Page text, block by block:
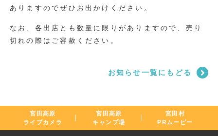
ありますのでぜひお出かけください。
なお、各出店とも数量に限りがありますので、売り
切れの際はご容赦ください。
お知らせ一覧にもどる
宮田高原
ライブカメラ
宮田高原
キャンプ場
宮田村
PRムービー